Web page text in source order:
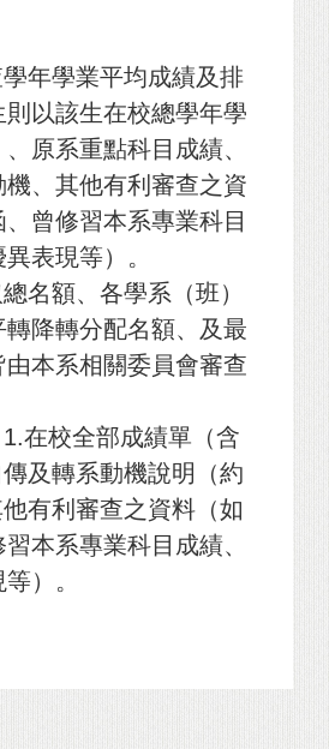
年學業平均成績及排
以該生在校總學年學
原系重點科目成績、
機、其他有利審查之資
曾修習本系專業科目
表現等）。
名額、各學系（班）
降轉分配名額、及最
本系相關委員會審查
在校全部成績單（含
及轉系動機說明（約
有利審查之資料（如
本系專業科目成績、
）。